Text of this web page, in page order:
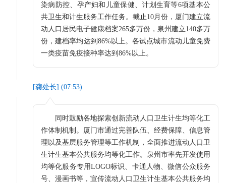
染病防控、孕产妇和儿童保健、计划生育等6项基本公
共卫生和计生服务工作任务。截止10月份，厦门建立流
动人口居民电子健康档案265多万份，泉州建立140多万
份，建档率均达到86%以上。各试点城市流动儿童免费
一类疫苗免疫接种率达到86%以上。
[龚处长] (07:53)
同时鼓励各地探索创新流动人口卫生计生均等化工
作体制机制。厦门市通过完善队伍、经费保障、信息管
理以及基层服务管理等工作机制，全面推进流动人口卫
生计生基本公共服务均等化工作。泉州市率先开发使用
均等化服务专用LOGO标识、卡通人物、微信公众服务
号、漫画书等，宣传流动人口卫生计生基本公共服务均